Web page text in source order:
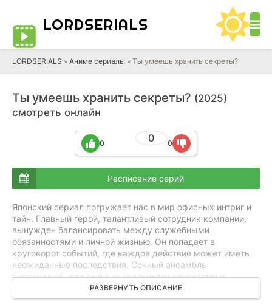
LORDSERIALS
LORDSERIALS » Аниме сериалы » Ты умеешь хранить секреты?
Ты умеешь хранить секреты? (2025)
смотреть онлайн
0
0 0
Расписание серий
Японский сериал погружает нас в мир офисных интриг и
тайн. Главный герой, талантливый сотрудник компании,
вынужден балансировать между служебными
обязанностями и личной жизнью. Он попадает в
круговорот событий, где каждое действие может иметь
неожиданные последствия. Сочный ансамбль
персонажей, каждый с уникальными секретами и
мотивами, добавляет динамики в повествование. Сериал
мастерски создает напряженную атмосферу, сохраняя
РАЗВЕРНУТЬ ОПИСАНИЕ